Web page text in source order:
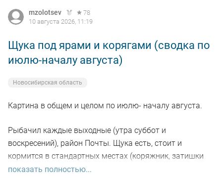
mzolotsev
78
10 августа 2026, 11:19
Щука под ярами и корягами (сводка по
июлю-началу августа)
Новосибирская область
Картина в общем и целом по июлю- началу августа.
Рыбачил каждые выходные (утра суббот и
воскресений), район Почты. Щука есть, стоит и
кормится в стандартных местах (коряжник, затишки
под глубокими берегами), но халявы нет - приходится
показать полностью...